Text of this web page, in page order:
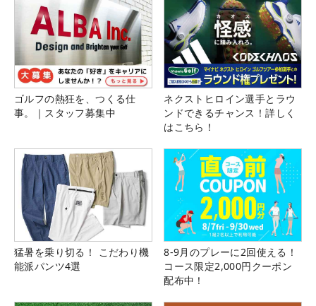
ゴルフの熱狂を、つくる仕
事。｜スタッフ募集中
ネクストヒロイン選手とラウ
ンドできるチャンス！詳しく
はこちら！
猛暑を乗り切る！ こだわり機
能派パンツ4選
8-9月のプレーに2回使える！
コース限定2,000円クーポン
配布中！